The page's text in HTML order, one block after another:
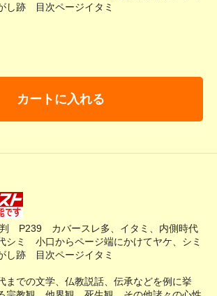
し跡 目次ページイタミ
カートに入れる
P239 カバースレ多、イタミ、内側時代
ミ 小口からページ端にかけてヤケ、シミ
し跡 目次ページイタミ
までの文学、仏教説話、伝承などを例に挙